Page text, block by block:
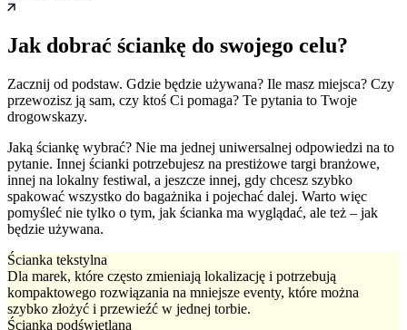
Jak dobrać ściankę do swojego celu?
Zacznij od podstaw. Gdzie będzie używana? Ile masz miejsca? Czy
przewozisz ją sam, czy ktoś Ci pomaga? Te pytania to Twoje
drogowskazy.
Jaką ściankę wybrać? Nie ma jednej uniwersalnej odpowiedzi na to
pytanie. Innej ścianki potrzebujesz na prestiżowe targi branżowe,
innej na lokalny festiwal, a jeszcze innej, gdy chcesz szybko
spakować wszystko do bagażnika i pojechać dalej. Warto więc
pomyśleć nie tylko o tym, jak ścianka ma wyglądać, ale też – jak
będzie używana.
Ścianka tekstylna
Dla marek, które często zmieniają lokalizację i potrzebują
kompaktowego rozwiązania na mniejsze eventy, które można
szybko złożyć i przewieźć w jednej torbie.
Ścianka podświetlana